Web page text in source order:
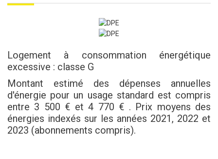
Logement à consommation énergétique
excessive : classe G
Montant estimé des dépenses annuelles
d'énergie pour un usage standard est compris
entre 3 500 € et 4 770 € . Prix moyens des
énergies indexés sur les années 2021, 2022 et
2023 (abonnements compris).